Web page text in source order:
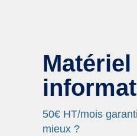
50€ HT/mois
mieux ?